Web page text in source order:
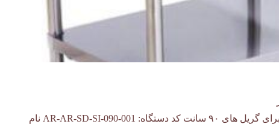
استند طراحی شده مناسب برای گریل های ۹۰ سانت کد دستگاه: AR-AR-SD-SI-090-001 نام